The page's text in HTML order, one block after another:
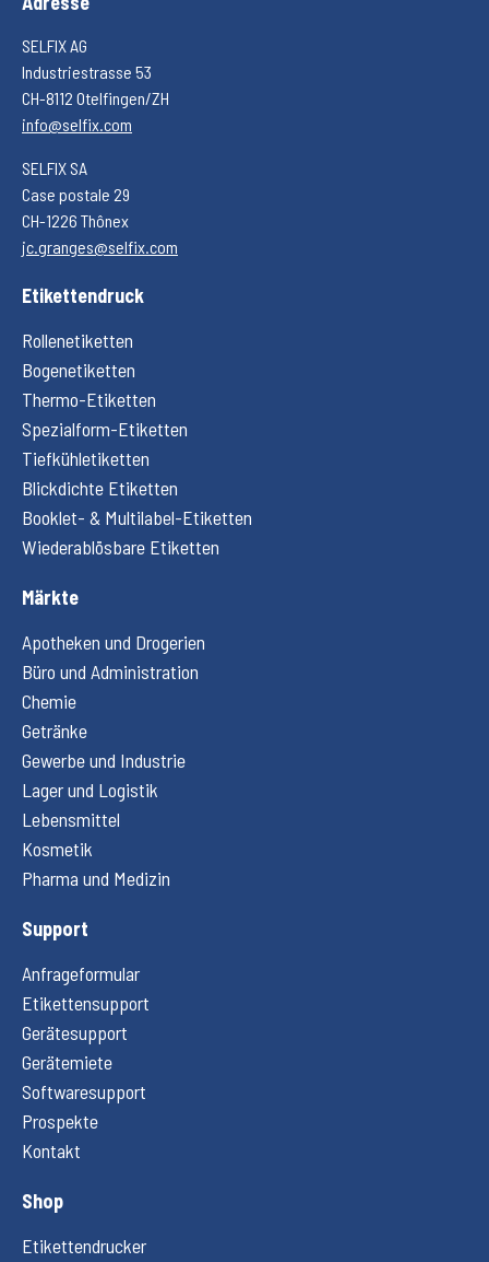
SELFIX AG
Industriestrasse 53
CH-8112 Otelfingen/ZH
info@selfix.com
SELFIX SA
Case postale 29
CH-1226 Thônex
jc.granges@selfix.com
Etikettendruck
Rollenetiketten
Bogenetiketten
Thermo-Etiketten
Spezialform-Etiketten
Tiefkühletiketten
Blickdichte Etiketten
Booklet- & Multilabel-Etiketten
Wiederablösbare Etiketten
Märkte
Apotheken und Drogerien
Büro und Administration
Chemie
Getränke
Gewerbe und Industrie
Lager und Logistik
Lebensmittel
Kosmetik
Pharma und Medizin
Support
Anfrageformular
Etikettensupport
Gerätesupport
Gerätemiete
Softwaresupport
Prospekte
Kontakt
Shop
Etikettendrucker